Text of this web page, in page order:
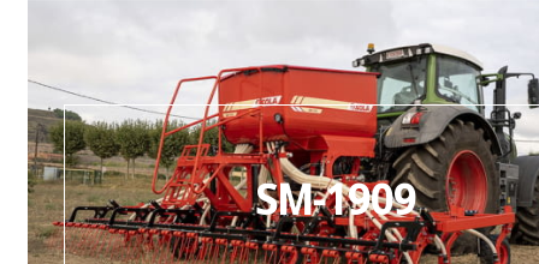
SM-1909